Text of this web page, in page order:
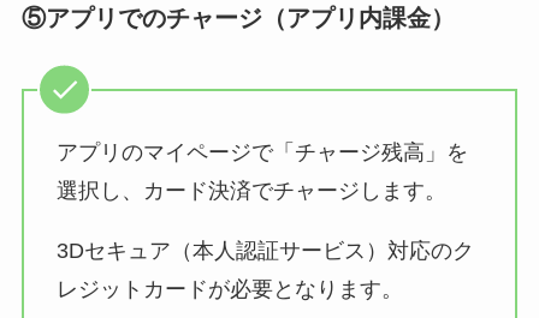
⑤アプリでのチャージ（アプリ内課金）
アプリのマイページで「チャージ残高」を
選択し、カード決済でチャージします。
3Dセキュア（本人認証サービス）対応のク
レジットカードが必要となります。